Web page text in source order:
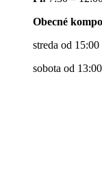
Obecné
streda od
sobota od